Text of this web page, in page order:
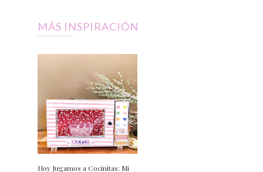
MÁS INSPIRACIÓN
Hoy Jugamos a Cocinitas: Mi